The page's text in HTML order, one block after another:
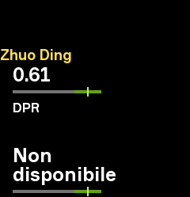
Zhuo Ding
0.61
DPR
Non
disponibile